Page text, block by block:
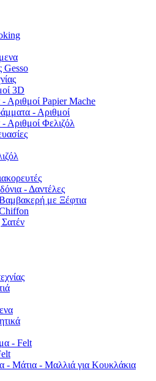
3D
Αριθμοί Papier Mache
- Αριθμοί
Αριθμοί Φελιζόλ
- Δαντέλες
με Ξέφτια
- Felt
- Μάτια - Μαλλιά για Κουκλάκια